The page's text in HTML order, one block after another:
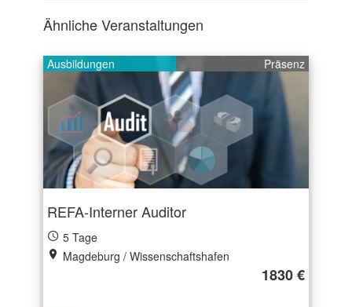
Ähnliche Veranstaltungen
Ausbildungen Präsenz
REFA-Interner Auditor
5 Tage
Magdeburg / Wissenschaftshafen
1830 €